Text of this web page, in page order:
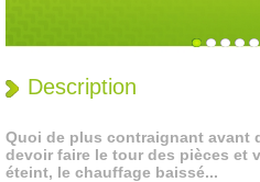
Description
Quoi de plus contraignant avant
devoir faire le tour des pièces et
éteint, le chauffage baissé...